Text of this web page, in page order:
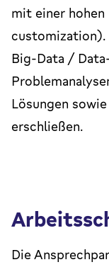
mit einer
customization).
Big-Data /
Lösungen
erschließen.
Die